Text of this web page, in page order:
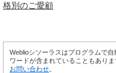
格別のご愛顧
Weblioシソーラスはプログラムで
ワードが含まれていることもあり
お問い合わせ